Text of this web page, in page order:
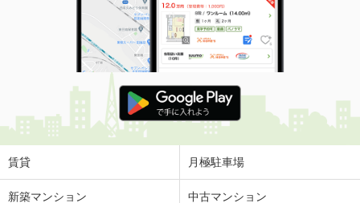
賃貸 月極駐車場
新築マンション 中古マンション